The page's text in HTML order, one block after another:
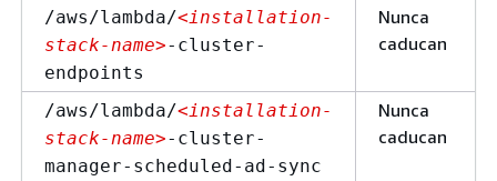
/aws/lambda/<installation-
stack-name>-cluster-
endpoints
Nunca
caducan
/aws/lambda/<installation-
stack-name>-cluster-
manager-scheduled-ad-sync
Nunca
caducan